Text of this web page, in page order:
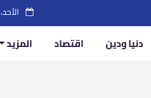
الأحد، 09 أغسطس 2026
دنيا ودين اقتصاد المزيد